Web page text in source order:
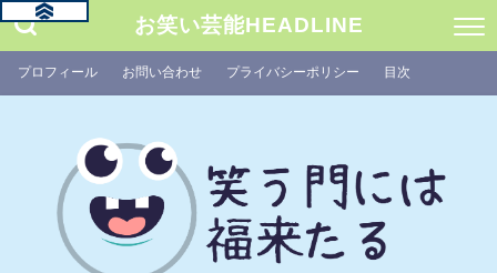
お笑い芸能HEADLINE
プロフィール お問い合わせ プライバシーポリシー 目次